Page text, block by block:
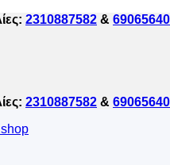
2310887582 &
2310887582 &